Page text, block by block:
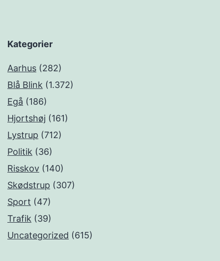
Kategorier
Aarhus (282)
Blå Blink (1.372)
Egå (186)
Hjortshøj (161)
Lystrup (712)
Politik (36)
Risskov (140)
Skødstrup (307)
Sport (47)
Trafik (39)
Uncategorized (615)